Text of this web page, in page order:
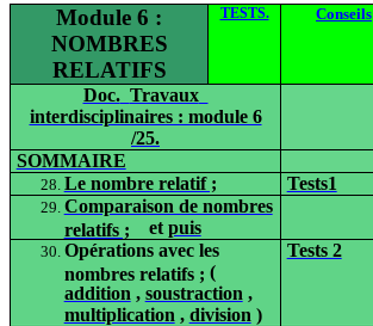
Module 6 :
NOMBRES
RELATIFS
TESTS. Conseils
Doc. Travaux
interdisciplinaires : module 6
/25.
SOMMAIRE
Le nombre relatif ;
Tests1
Comparaison de nombres
relatifs ; et puis
Opérations avec les
nombres relatifs ; (
addition , soustraction ,
multiplication , division )
Tests 2